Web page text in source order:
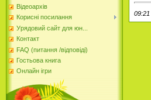
Відеоархів
Корисні посилання
Урядовий сайт для юн...
Контакт
FAQ (питання /відповіді)
Гостьова книга
Онлайн ігри
09:21